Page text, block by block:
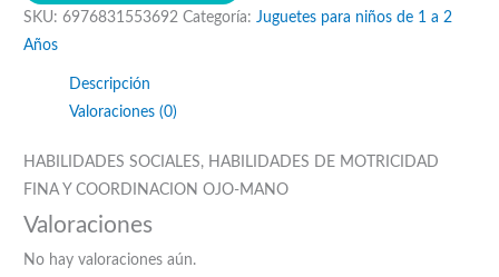
cantidad
SKU:6976831553692 Categoría:Juguetes para niños de 1 a 2
Años
Descripción
Valoraciones (0)
HABILIDADES SOCIALES, HABILIDADES DE MOTRICIDAD
FINA Y COORDINACION OJO-MANO
Valoraciones
No hay valoraciones aún.